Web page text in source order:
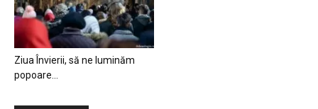
Ziua Învierii, să ne luminăm
popoare…